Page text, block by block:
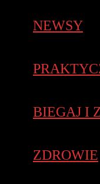
NEWSY
BIEGAJ I
ZDROWIE